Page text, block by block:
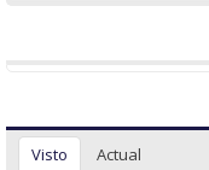
Visto Actual